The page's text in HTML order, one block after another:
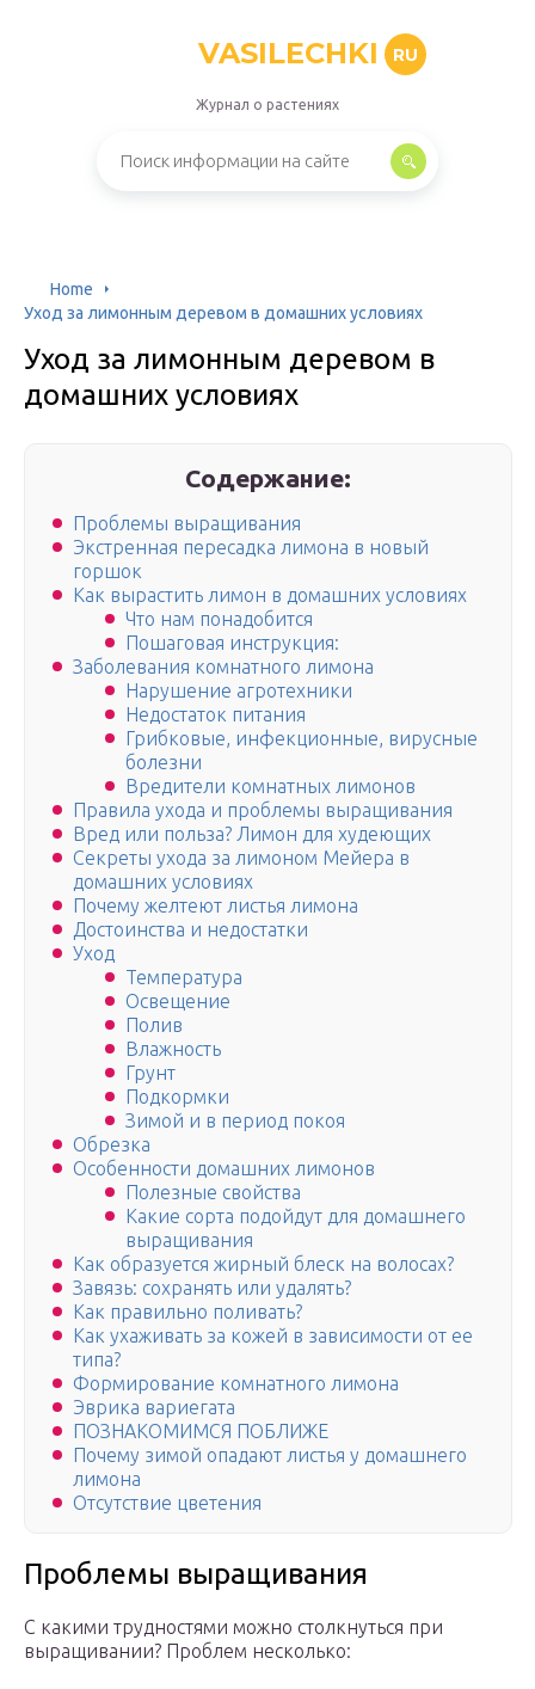
VASILECHKI RU
Журнал о растениях
Home
Уход за лимонным деревом в домашних условиях
Уход за лимонным деревом в
домашних условиях
Содержание:
Проблемы выращивания
Экстренная пересадка лимона в новый
горшок
Как вырастить лимон в домашних условиях
Что нам понадобится
Пошаговая инструкция:
Заболевания комнатного лимона
Нарушение агротехники
Недостаток питания
Грибковые, инфекционные, вирусные
болезни
Вредители комнатных лимонов
Правила ухода и проблемы выращивания
Вред или польза? Лимон для худеющих
Секреты ухода за лимоном Мейера в
домашних условиях
Почему желтеют листья лимона
Достоинства и недостатки
Уход
Температура
Освещение
Полив
Влажность
Грунт
Подкормки
Зимой и в период покоя
Обрезка
Особенности домашних лимонов
Полезные свойства
Какие сорта подойдут для домашнего
выращивания
Как образуется жирный блеск на волосах?
Завязь: сохранять или удалять?
Как правильно поливать?
Как ухаживать за кожей в зависимости от ее
типа?
Формирование комнатного лимона
Эврика вариегата
ПОЗНАКОМИМСЯ ПОБЛИЖЕ
Почему зимой опадают листья у домашнего
лимона
Отсутствие цветения
Проблемы выращивания
С какими трудностями можно столкнуться при
выращивании? Проблем несколько: